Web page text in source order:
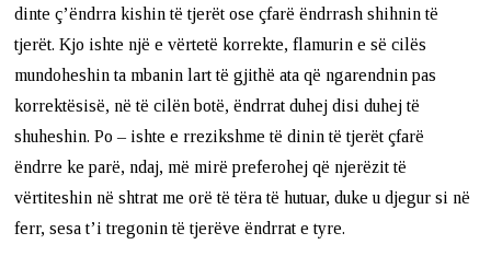
dinte ç’ëndrra kishin të tjerët ose çfarë ëndrrash shihnin të
tjerët. Kjo ishte një e vërtetë korrekte, flamurin e së cilës
mundoheshin ta mbanin lart të gjithë ata që ngarendnin pas
korrektësisë, në të cilën botë, ëndrrat duhej disi duhej të
shuheshin. Po – ishte e rrezikshme të dinin të tjerët çfarë
ëndrre ke parë, ndaj, më mirë preferohej që njerëzit të
vërtiteshin në shtrat me orë të tëra të hutuar, duke u djegur si në
ferr, sesa t’i tregonin të tjerëve ëndrrat e tyre.